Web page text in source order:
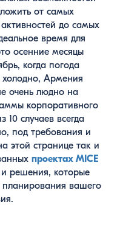
от самых
до самых
время для
осенние месяцы
когда погода
Армения
очень людно на
корпоративного
случаев всегда
под требования и
этой странице так и
проектах MICE
решения, которые
планирования вашего